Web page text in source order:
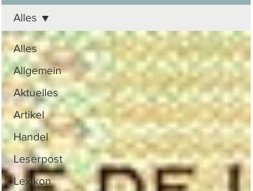
Alles
Allgemein
Aktuelles
Artikel
Handel
Leserpost
Lexikon
Alles